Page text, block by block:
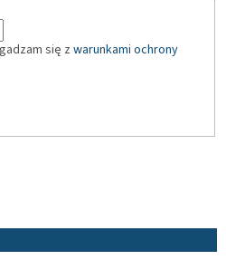
się z warunkami ochrony